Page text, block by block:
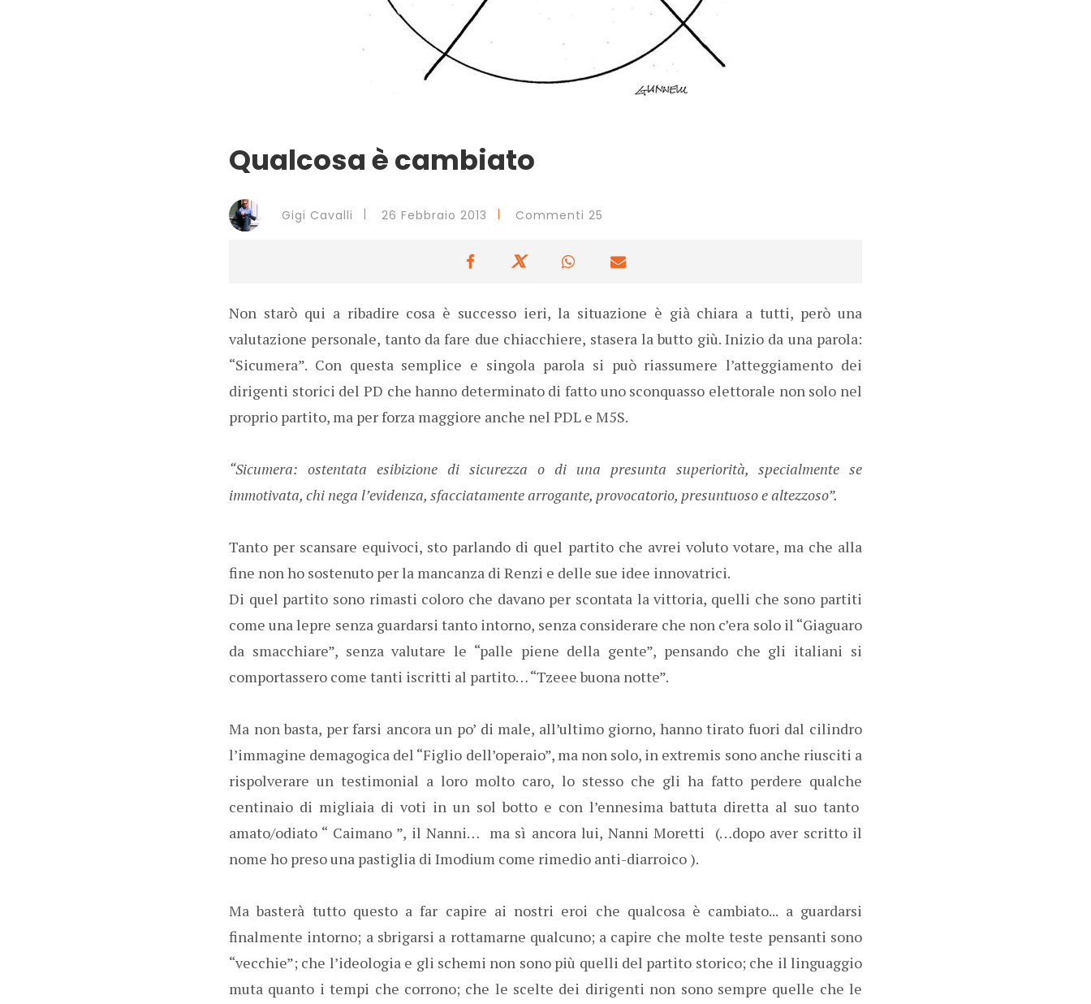
Qualcosa è cambiato
Gigi Cavalli 26 Febbraio 2013 Commenti 25
Non starò qui a ribadire cosa è successo ieri, la situazione è già chiara a tutti, però una
valutazione personale, tanto da fare due chiacchiere, stasera la butto giù. Inizio da una parola:
“Sicumera”. Con questa semplice e singola parola si può riassumere l’atteggiamento dei
dirigenti storici del PD che hanno determinato di fatto uno sconquasso elettorale non solo nel
proprio partito, ma per forza maggiore anche nel PDL e M5S.
“Sicumera: ostentata esibizione di sicurezza o di una presunta superiorità, specialmente se
immotivata, chi nega l’evidenza, sfacciatamente arrogante, provocatorio, presuntuoso e altezzoso”.
Tanto per scansare equivoci, sto parlando di quel partito che avrei voluto votare, ma che alla
fine non ho sostenuto per la mancanza di Renzi e delle sue idee innovatrici.
Di quel partito sono rimasti coloro che davano per scontata la vittoria, quelli che sono partiti
come una lepre senza guardarsi tanto intorno, senza considerare che non c’era solo il “Giaguaro
da smacchiare”, senza valutare le “palle piene della gente”, pensando che gli italiani si
comportassero come tanti iscritti al partito… “Tzeee buona notte”.
Ma non basta, per farsi ancora un po’ di male, all’ultimo giorno, hanno tirato fuori dal cilindro
l’immagine demagogica del “Figlio dell’operaio”, ma non solo, in extremis sono anche riusciti a
rispolverare un testimonial a loro molto caro, lo stesso che gli ha fatto perdere qualche
centinaio di migliaia di voti in un sol botto e con l’ennesima battuta diretta al suo tanto
amato/odiato “ Caimano ”, il Nanni… ma sì ancora lui, Nanni Moretti (…dopo aver scritto il
nome ho preso una pastiglia di Imodium come rimedio anti-diarroico ).
Ma basterà tutto questo a far capire ai nostri eroi che qualcosa è cambiato... a guardarsi
finalmente intorno; a sbrigarsi a rottamarne qualcuno; a capire che molte teste pensanti sono
“vecchie”; che l’ideologia e gli schemi non sono più quelli del partito storico; che il linguaggio
muta quanto i tempi che corrono; che le scelte dei dirigenti non sono sempre quelle che le